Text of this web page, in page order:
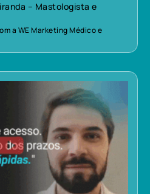
– Mastologista e
a WE Marketing Médico e